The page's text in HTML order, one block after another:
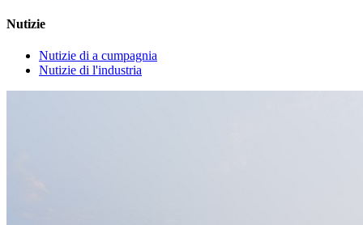
Nutizie
Nutizie di a cumpagnia
Nutizie di l'industria